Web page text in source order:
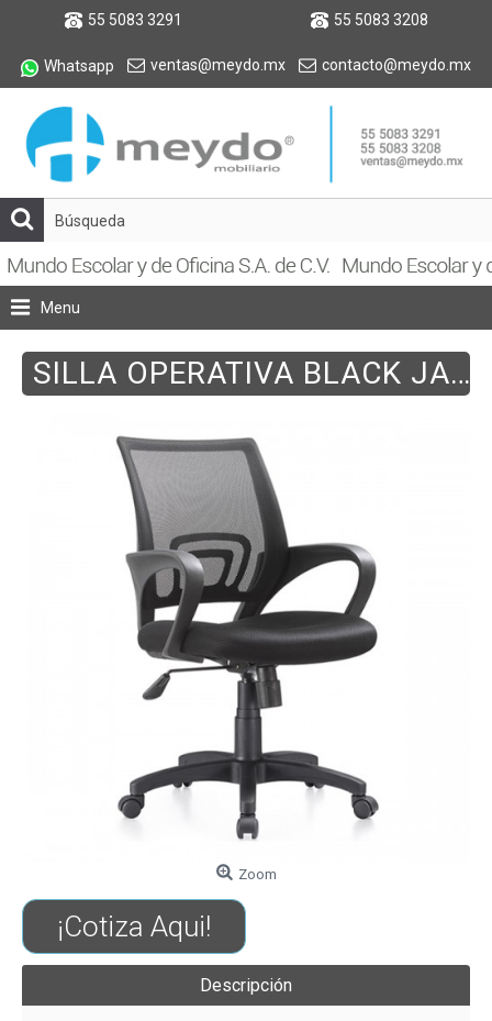
55 5083 3291 55 5083 3208
Whatsapp ventas@meydo.mx contacto@meydo.mx
Menu
SILLA OPERATIVA BLACK JACK
Zoom
¡Cotiza Aqui!
Descripción